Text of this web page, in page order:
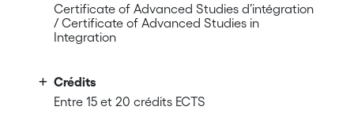
Certificate of Advanced Studies d’intégration
/ Certificate of Advanced Studies in
Integration
Crédits
Entre 15 et 20 crédits ECTS